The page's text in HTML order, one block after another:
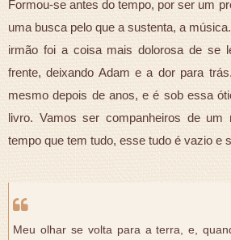
Formou-se antes do tempo, por ser um
uma busca pelo que a sustenta, a
irmão foi a coisa mais dolorosa de se
frente, deixando Adam e a dor para
mesmo depois de anos, e é sob essa
livro. Vamos ser companheiros de um
tempo que tem tudo, esse tudo é vazio e
Meu olhar se volta para a terra, e,